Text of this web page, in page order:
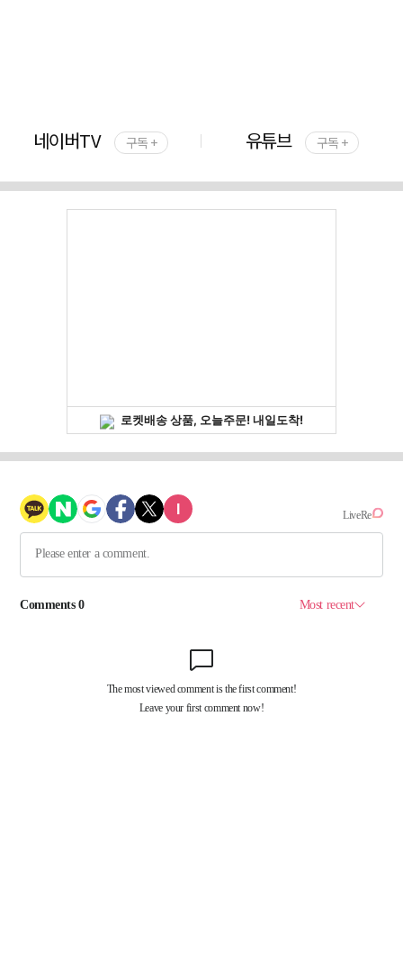
네이버TV 구독 + 유튜브 구독 +